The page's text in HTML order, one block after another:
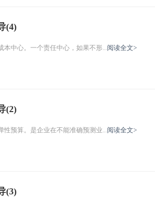
(4)
管理》第十四章学习辅导(4) 1、成本中心。一个责任中心，如果不形...阅读全文>
(2)
管理》第十四章学习辅导(2) 1、弹性预算。是企业在不能准确预测业...阅读全文>
(3)